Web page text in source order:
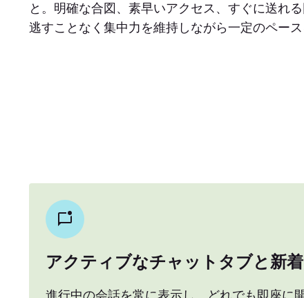
と。明確な合図、素早いアクセス、すぐに送れ
逃すことなく集中力を維持しながら一定のペース
アクティブなチャットタブと新